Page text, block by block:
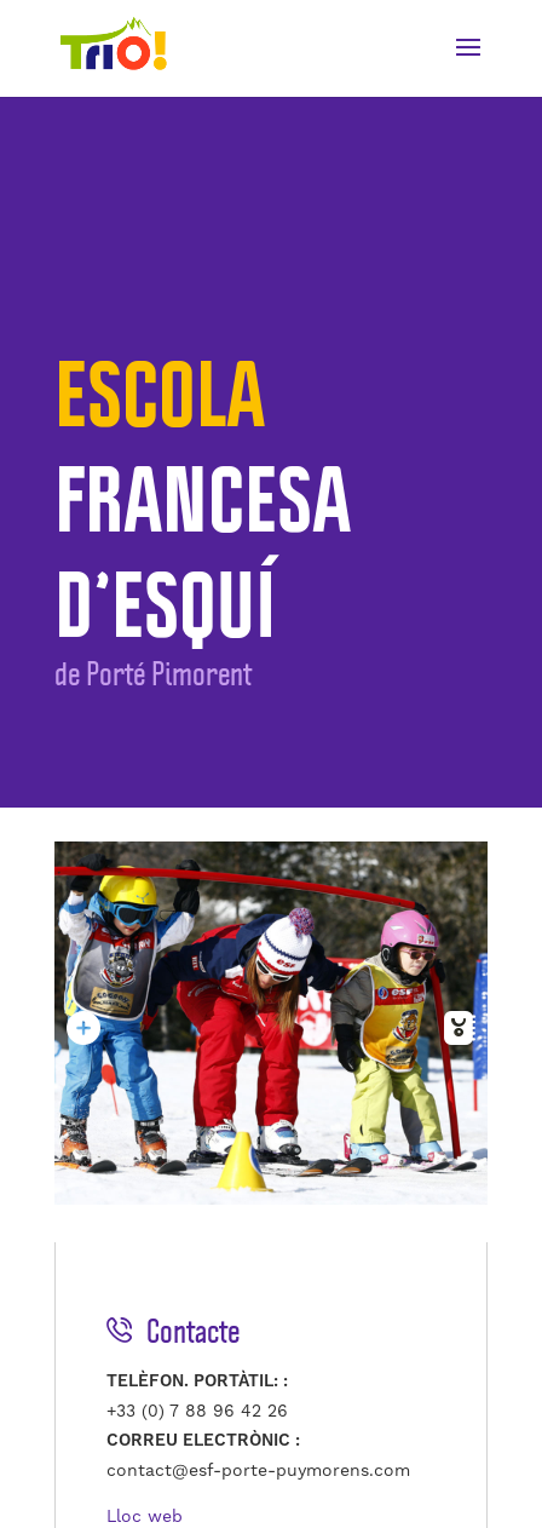
ESCOLA
FRANCESA
D’ESQUÍ
de Porté Pimorent
Contacte
TELÈFON. PORTÀTIL: :
+33 (0) 7 88 96 42 26
CORREU ELECTRÒNIC :
contact@esf-porte-puymorens.com
Lloc web